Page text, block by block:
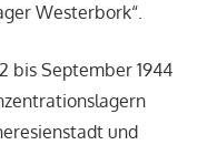
Westerbork“.
bis September 1944
und